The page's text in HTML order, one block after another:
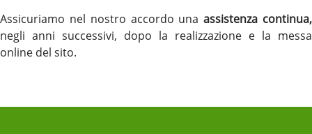
Assicuriamo nel nostro accordo unaassistenza continua,
negli anni successivi, dopo la realizzazione e la messa
online del sito.